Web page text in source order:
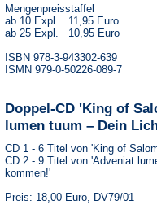
Tab)
Mengenpreisstaffel
ab 10 Expl. 11,95 Euro
ab 25 Expl. 10,95 Euro
ISBN 978-3-943302-639
ISMN 979-0-50226-089-7
Doppel-CD 'King of
lumen tuum – Dein
CD 1 - 6 Titel von 'King of
CD 2 - 9 Titel von 'Adveniat
kommen!'
Preis: 18,00 Euro, DV79/01